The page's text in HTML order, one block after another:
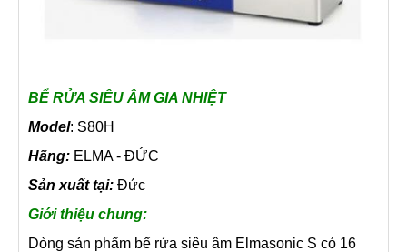
BỂ RỬA SIÊU ÂM GIA NHIỆT
Model: S80H
Hãng: ELMA - ĐỨC
Sản xuất tại: Đức
Giới thiệu chung:
Dòng sản phẩm bể rửa siêu âm Elmasonic S có 16